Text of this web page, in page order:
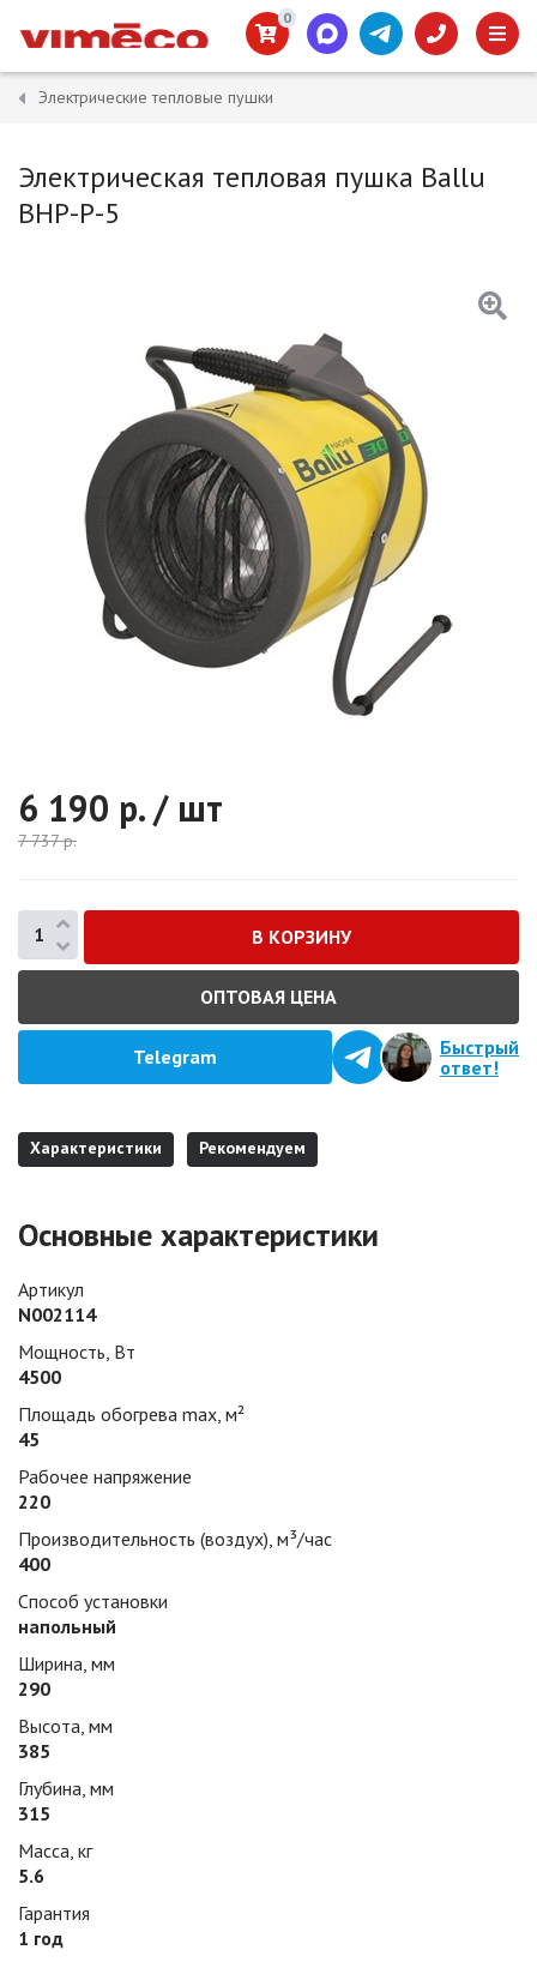
0
Электрические тепловые пушки
Электрическая тепловая пушка Ballu
BHP-P-5
6 190 р. / шт
7 737р.
ОПТОВАЯ ЦЕНА
Telegram
Быстрый
ответ!
Характеристики Рекомендуем
Основные характеристики
Артикул
N002114
Мощность, Вт
4500
Площадь обогрева max, м²
45
Рабочее напряжение
220
Производительность (воздух), м³/час
400
Способ установки
напольный
Ширина, мм
290
Высота, мм
385
Глубина, мм
315
Масса, кг
5.6
Гарантия
1 год